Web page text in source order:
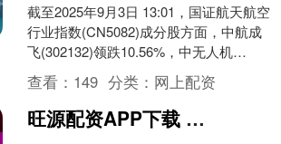
截至2025年9月3日 13:01，国证航天航空
行业指数(CN5082)成分股方面，中航成
飞(302132)领跌10.56%，中无人机
(688297)下跌9.6....
查看： 149 分类： 网上配资
旺源配资APP下载 交行2025年中报：以“稳”筑根基，以“质”创价值